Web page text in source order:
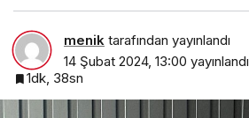
menik tarafından yayınlandı
14 Şubat 2024, 13:00 yayınlandı
1dk, 38sn